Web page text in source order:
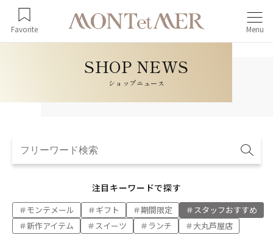
Favorite Menu
ショップニュース
注目キーワードで探す
モンテメール ギフト 期間限定
スタッフおすすめ
新作アイテム
スイーツ ランチ 大丸芦屋店